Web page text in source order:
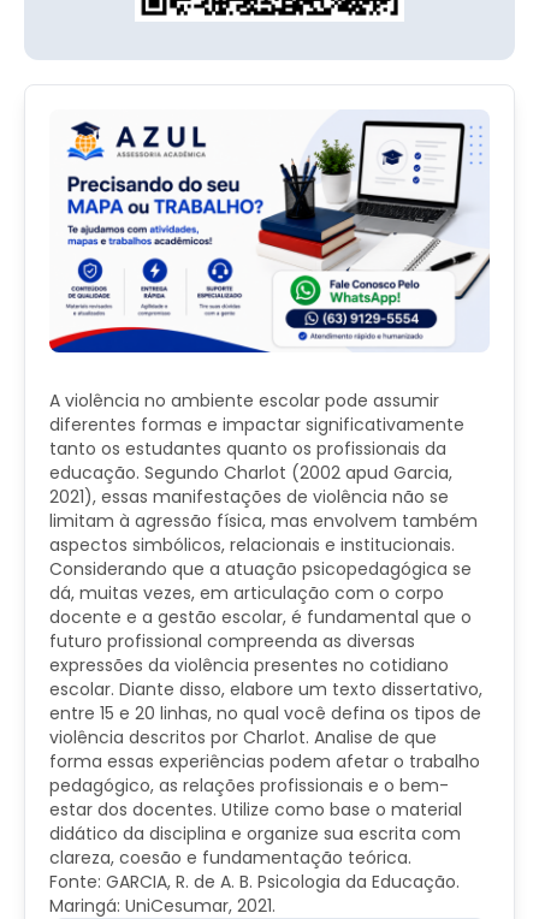
A violência no ambiente escolar pode assumir
diferentes formas e impactar significativamente
tanto os estudantes quanto os profissionais da
educação. Segundo Charlot (2002 apud Garcia,
2021), essas manifestações de violência não se
limitam à agressão física, mas envolvem também
aspectos simbólicos, relacionais e institucionais.
Considerando que a atuação psicopedagógica se
dá, muitas vezes, em articulação com o corpo
docente e a gestão escolar, é fundamental que o
futuro profissional compreenda as diversas
expressões da violência presentes no cotidiano
escolar. Diante disso, elabore um texto dissertativo,
entre 15 e 20 linhas, no qual você defina os tipos de
violência descritos por Charlot. Analise de que
forma essas experiências podem afetar o trabalho
pedagógico, as relações profissionais e o bem-
estar dos docentes. Utilize como base o material
didático da disciplina e organize sua escrita com
clareza, coesão e fundamentação teórica.
Fonte: GARCIA, R. de A. B. Psicologia da Educação.
Maringá: UniCesumar, 2021.